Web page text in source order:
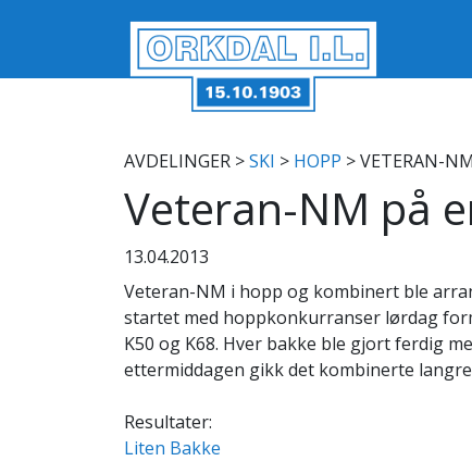
AVDELINGER >SKI > HOPP > VETERAN-
Veteran-NM på
13.04.2013
Veteran-NM i hopp og kombinert ble
startet med hoppkonkurranser lørdag
K50 og K68. Hver bakke ble gjort ferdig
ettermiddagen gikk det kombinerte
Resultater:
Liten Bakke